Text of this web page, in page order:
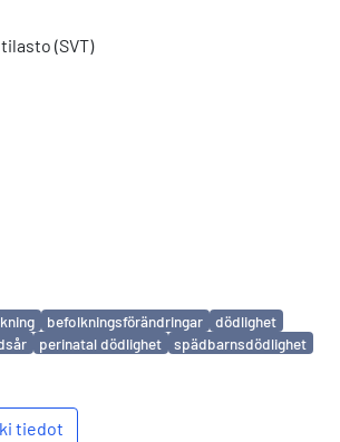
(SVT)
befolkningsförändringar
dödlighet
perinatal dödlighet spädbarnsdödlighet
tiedot